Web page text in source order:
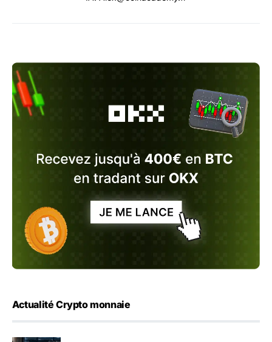
Actualité Crypto monnaie